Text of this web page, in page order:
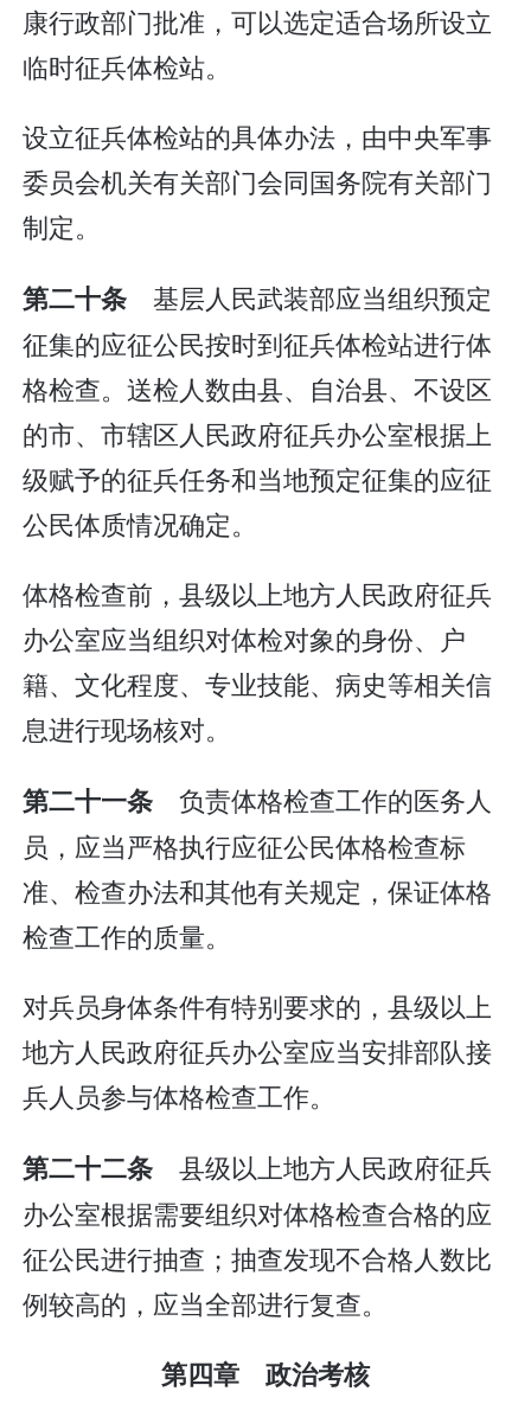
康行政部门批准，可以选定适合场所设立
临时征兵体检站。
设立征兵体检站的具体办法，由中央军事
委员会机关有关部门会同国务院有关部门
制定。
第二十条 基层人民武装部应当组织预定
征集的应征公民按时到征兵体检站进行体
格检查。送检人数由县、自治县、不设区
的市、市辖区人民政府征兵办公室根据上
级赋予的征兵任务和当地预定征集的应征
公民体质情况确定。
体格检查前，县级以上地方人民政府征兵
办公室应当组织对体检对象的身份、户
籍、文化程度、专业技能、病史等相关信
息进行现场核对。
第二十一条 负责体格检查工作的医务人
员，应当严格执行应征公民体格检查标
准、检查办法和其他有关规定，保证体格
检查工作的质量。
对兵员身体条件有特别要求的，县级以上
地方人民政府征兵办公室应当安排部队接
兵人员参与体格检查工作。
第二十二条 县级以上地方人民政府征兵
办公室根据需要组织对体格检查合格的应
征公民进行抽查；抽查发现不合格人数比
例较高的，应当全部进行复查。
第四章 政治考核